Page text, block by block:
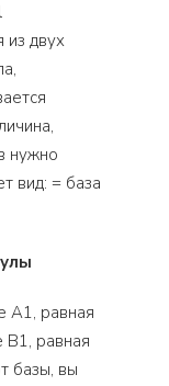
из двух
нужно
вид: = база
A1, равная
B1, равная
базы, вы